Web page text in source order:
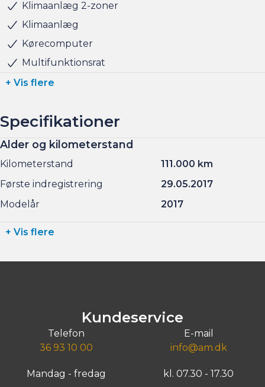
Klimaanlæg 2-zoner
Klimaanlæg
Kørecomputer
Multifunktionsrat
+ Vis flere
Specifikationer
Alder og kilometerstand
Kilometerstand
111.000 km
Første indregistrering
29.05.2017
Modelår
2017
+ Vis flere
Kundeservice
Telefon
36 93 10 00
E-mail
info@am.dk
Mandag - fredag kl. 07.30 - 17.30